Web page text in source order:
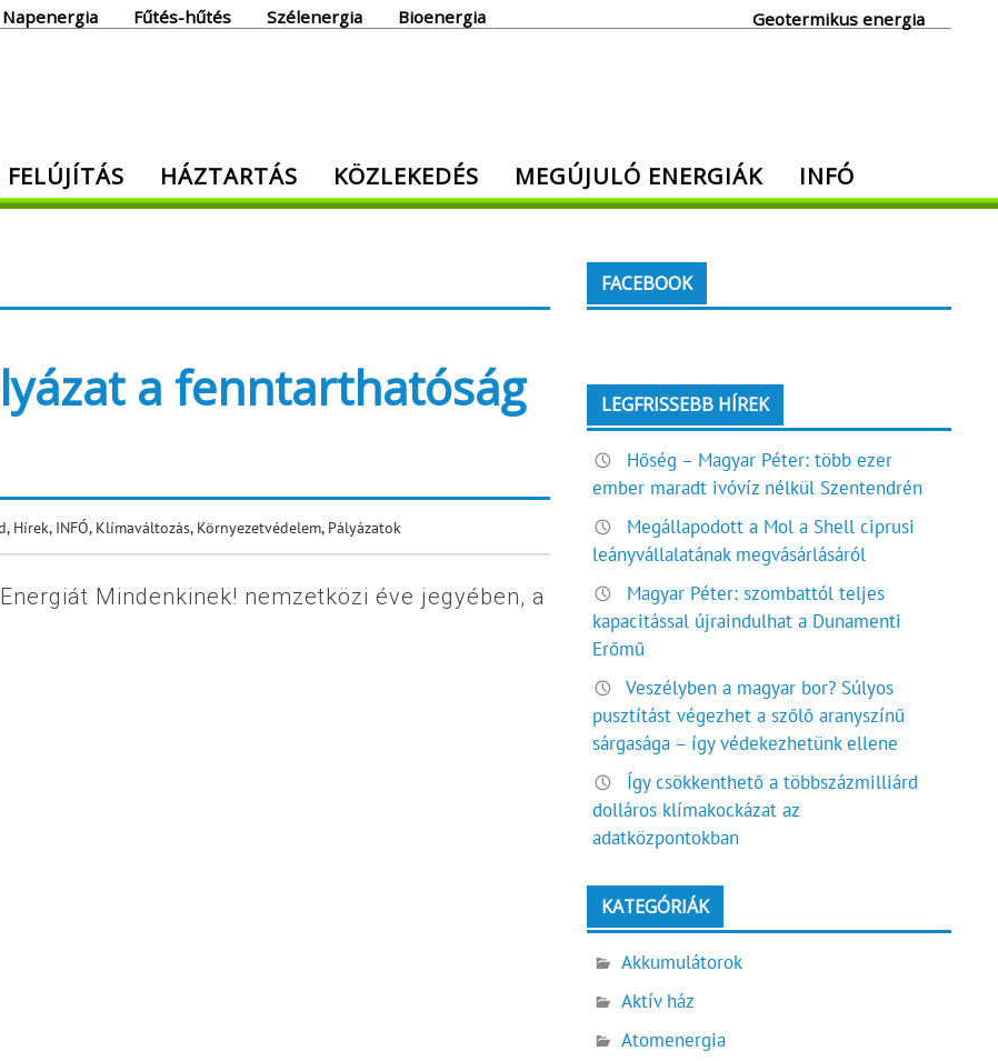
Napenergia Fűtés-hűtés Szélenergia Bioenergia Geotermikus energia
ami energia!
FELÚJÍTÁS HÁZTARTÁS KÖZLEKEDÉS MEGÚJULÓ ENERGIÁK INFÓ
a fenntarthatóság
, Hírek, INFÓ, Klímaváltozás, Környezetvédelem, Pályázatok
Mindenkinek! nemzetközi éve jegyében, a
FACEBOOK
LEGFRISSEBB HÍREK
Hőség – Magyar Péter: több ezer
ember maradt ivóvíz nélkül Szentendrén
Megállapodott a Mol a Shell ciprusi
leányvállalatának megvásárlásáról
Magyar Péter: szombattól teljes
kapacitással újraindulhat a Dunamenti
Erőmű
Veszélyben a magyar bor? Súlyos
pusztítást végezhet a szőlő aranyszínű
sárgasága – így védekezhetünk ellene
Így csökkenthető a többszázmilliárd
dolláros klímakockázat az
adatközpontokban
KATEGÓRIÁK
Akkumulátorok
Aktív ház
Atomenergia